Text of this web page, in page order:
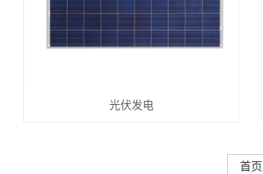
光伏发电
首页